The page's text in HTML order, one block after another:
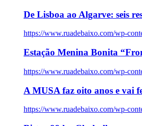
De Lisboa ao Algarve: seis
https://www.ruadebaixo.com/wp-
Estação Menina Bonita
https://www.ruadebaixo.com/wp-
A MUSA faz oito anos e vai
https://www.ruadebaixo.com/wp-